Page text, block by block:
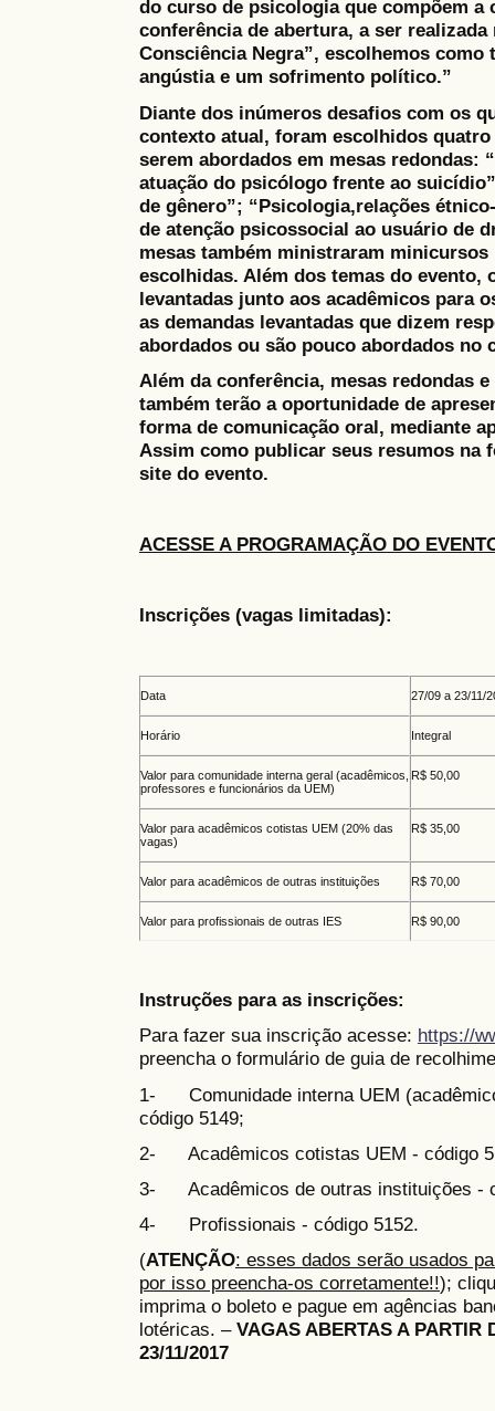
do curso de psicologia que compõem a
conferência de abertura, a ser
Consciência Negra”, escolhemos
angústia e um sofrimento político.”
Diante dos inúmeros desafios com os
contexto atual, foram escolhidos
serem abordados em mesas redondas:
atuação do psicólogo frente ao
de gênero”; “Psicologia,relações
de atenção psicossocial ao usuário de
mesas também ministraram
escolhidas. Além dos temas do evento,
levantadas junto aos acadêmicos para
as demandas levantadas que dizem
abordados ou são pouco abordados no
Além da conferência, mesas redondas
também terão a oportunidade de
forma de comunicação oral, mediante
Assim como publicar seus resumos na
site do evento.
ACESSE A PROGRAMAÇÃO DO
Inscrições (vagas limitadas):
Data 27/09 a 23/11/
Horário Integral
Valor para comunidade interna geral (acadêmicos,
professores e funcionários da UEM)
R$ 50,00
Valor para acadêmicos cotistas UEM (20% das
vagas)
R$ 35,00
Valor para acadêmicos de outras instituições R$ 70,00
Valor para profissionais de outras IES R$ 90,00
Instruções para as inscrições:
Para fazer sua inscrição acesse: https://
preencha o formulário de guia de
1- Comunidade interna UEM
código 5149;
2- Acadêmicos cotistas UEM - código
3- Acadêmicos de outras instituições -
4- Profissionais - código 5152.
(ATENÇÃO: esses dados serão usados
por isso preencha-os corretamente!!);
imprima o boleto e pague em agências
lotéricas. – VAGAS ABERTAS A PARTIR
23/11/2017